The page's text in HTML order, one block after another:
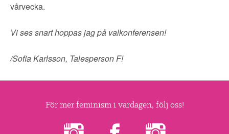
vårvecka.
Vi ses snart hoppas jag på valkonferensen!
/Sofia Karlsson, Talesperson F!
För mer feminism i vardagen, följ oss!